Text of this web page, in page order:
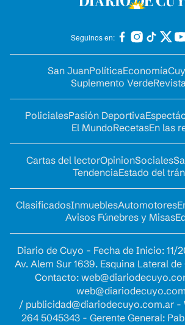
Seguinos en:
San JuanPolíticaEconomía
Suplemento Verde
PolicialesPasión Deportiva
El MundoRecetasEn las
Cartas del lectorOpinionSociales
TendenciaEstado del
ClasificadosInmueblesAutomotores
Avisos Fúnebres y Misas
Diario de Cuyo - Fecha de Inicio: 11/
Av. Alem Sur 1639. Esquina Lateral
Contacto:
/ publicidad@diariodecuyo.com.ar-
264 5045343 - Gerente General: